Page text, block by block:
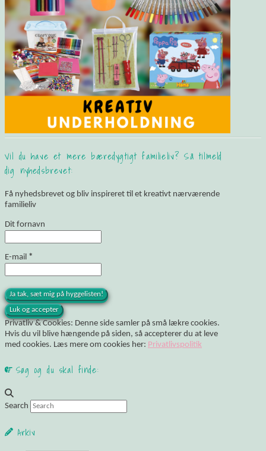
Vil du have et mere bæredygtigt familieliv? Så tilmeld
dig nyhedsbrevet:
Få nyhedsbrevet og bliv inspireret til et kreativt nærværende
familieliv
Dit fornavn
E-mail *
Privatliv & Cookies: Denne side samler på små lækre cookies.
Hvis du vil blive hængende på siden, så accepterer du at leve
med cookies. Læs mere om cookies her: Privatlivspolitik
Søg og du skal finde:
Search
Arkiv